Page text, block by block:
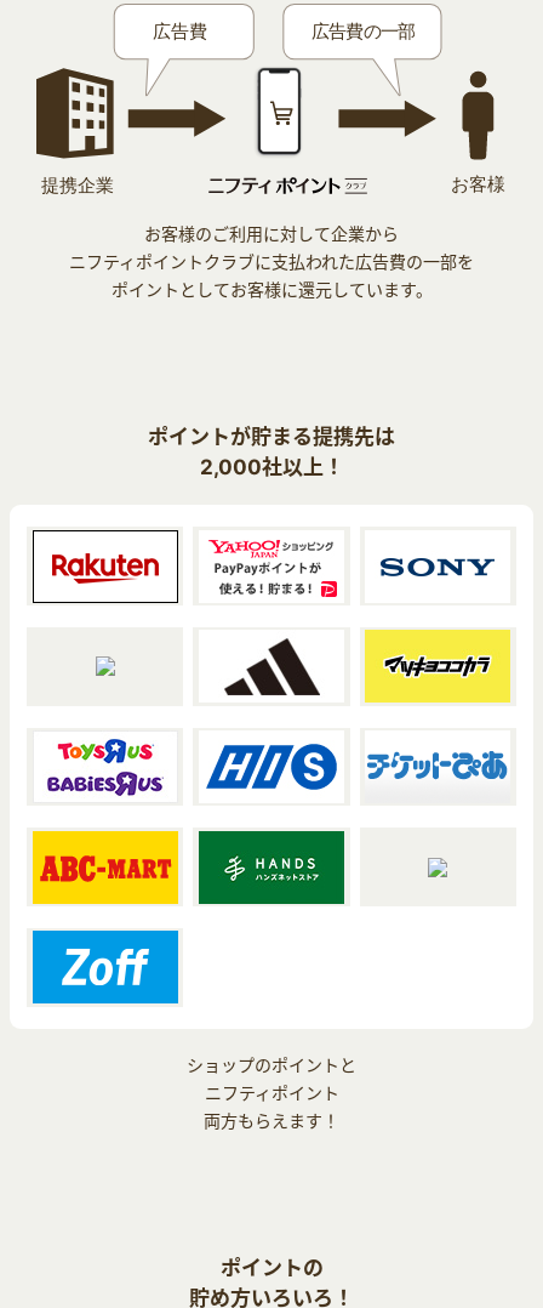
お客様のご利用に対して企業から
ニフティポイントクラブに支払われた広告費の一部を
ポイントとしてお客様に還元しています。
ポイントが貯まる提携先は
2,000社以上！
ショップのポイントと
ニフティポイント
両方もらえます！
ポイントの
貯め方いろいろ！